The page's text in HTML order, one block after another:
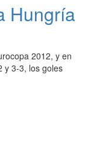
Hungría
2012, y en
y 3-3, los goles